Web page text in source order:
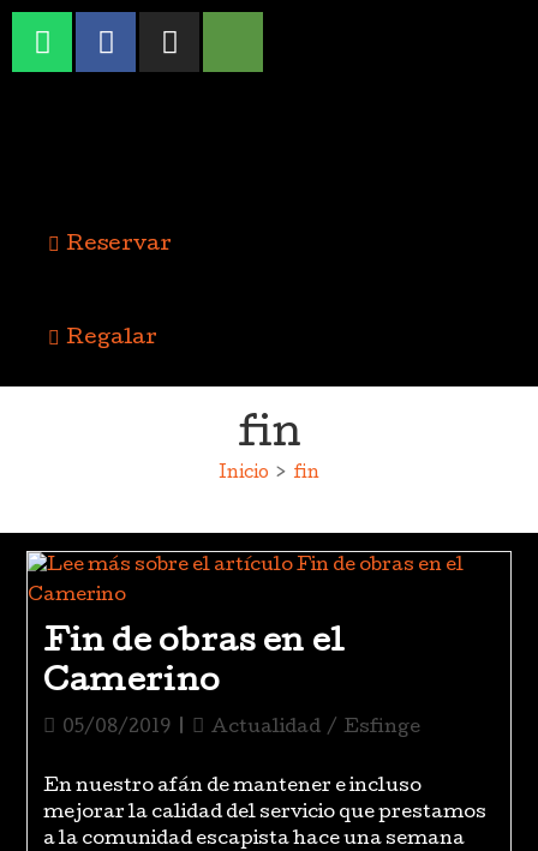
Reservar
Regalar
fin
Inicio > fin
Fin de obras en el
Camerino
05/08/2019 Actualidad / Esfinge
En nuestro afán de mantener e incluso
mejorar la calidad del servicio que prestamos
a la comunidad escapista hace una semana